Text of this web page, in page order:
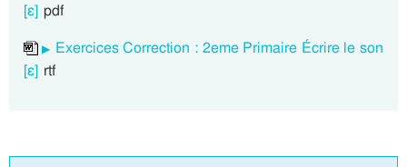
[ɛ] pdf
Exercices Correction : 2eme Primaire Écrire le son
[ɛ] rtf